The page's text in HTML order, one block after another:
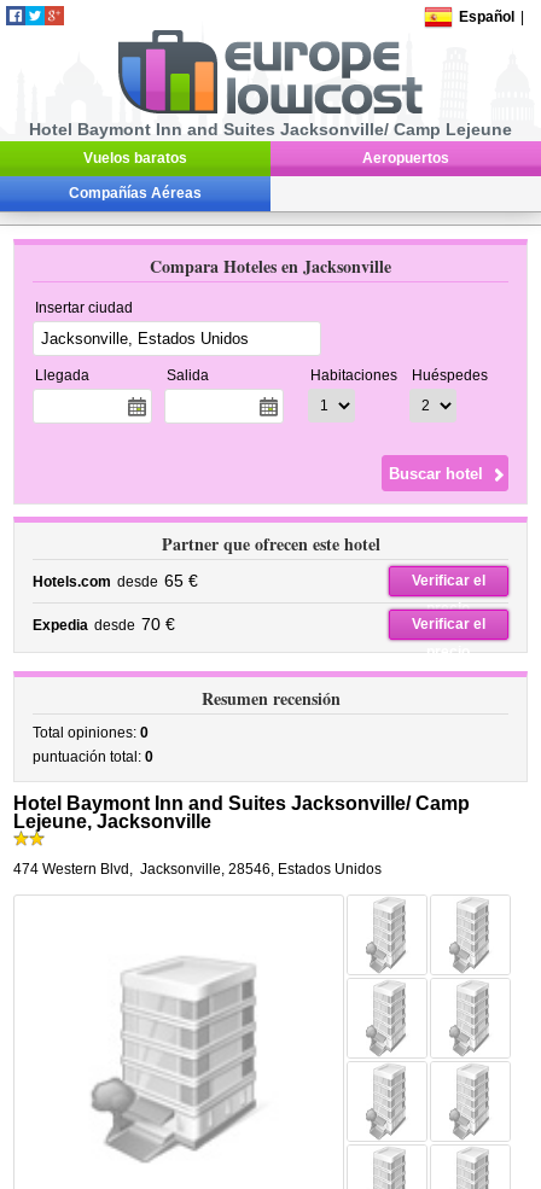
Español
Hotel Baymont Inn and Suites Jacksonville/ Camp Lejeune
Vuelos baratos Aeropuertos
Compañías Aéreas
Compara Hoteles en Jacksonville
Insertar ciudad
Llegada Salida Habitaciones Huéspedes
Partner que ofrecen este hotel
Hotels.com desde 65 €
Verificar el
precio
Expedia desde 70 €
Verificar el
precio
Resumen recensión
Total opiniones:0
puntuación total:0
Hotel Baymont Inn and Suites Jacksonville/ Camp
Lejeune, Jacksonville
474 Western Blvd , Jacksonville,28546, Estados Unidos